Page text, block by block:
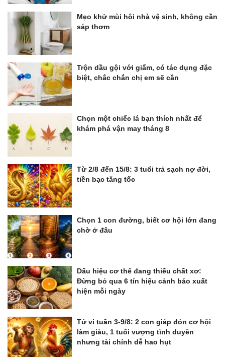
Mẹo khử mùi hôi nhà vệ sinh, không cần
sáp thơm
Trộn dầu gội với giấm, có tác dụng đặc
biệt, chắc chắn chị em sẽ cần
Chọn một chiếc lá bạn thích nhất để
khám phá vận may tháng 8
Từ 2/8 đến 15/8: 3 tuổi trả sạch nợ đời,
tiền bạc tăng tốc
Chọn 1 con đường, biết cơ hội lớn đang
chờ ở đâu
Dấu hiệu cơ thể đang thiếu chất xơ:
Đừng bỏ qua 6 tín hiệu cảnh báo xuất
hiện mỗi ngày
Tử vi tuần 3-9/8: 2 con giáp đón cơ hội
làm giàu, 1 tuổi vượng tình duyên
nhưng tài chính dễ hao hụt